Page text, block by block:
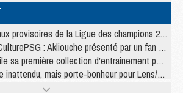
provisoires de la Ligue des champions 2026/27
: Akliouche présenté par un fan de Monaco
première collection d'entraînement pour 2026/2027
mais porte-bonheur pour Lens/PSG
quelle chaine et à quelle heure regarder le match ?